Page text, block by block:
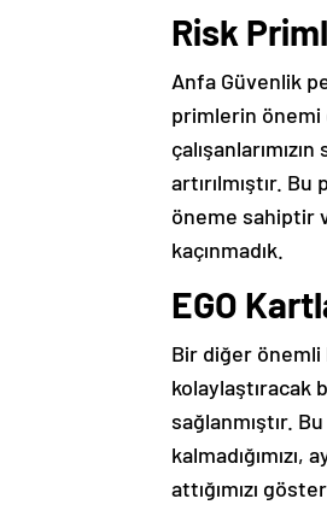
Risk
Anfa Güvenlik
primlerin önemi
artırılmıştır.
öneme sahiptir
kaçınmadık.
EGO
Bir diğer önemli
kolaylaştıracak
sağlanmıştır.
attığımızı